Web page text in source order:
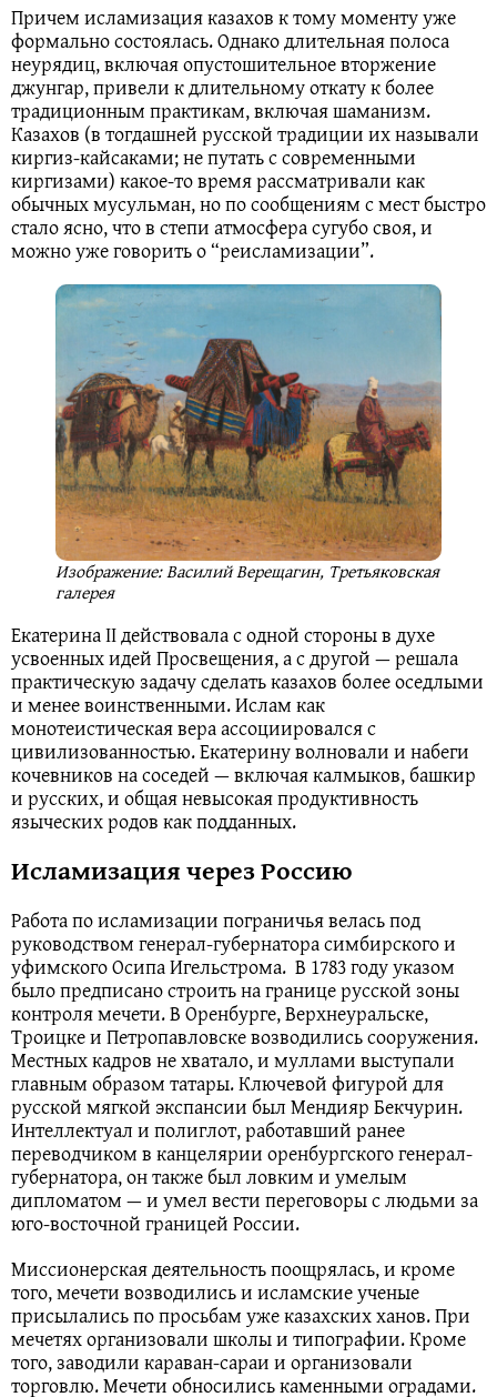
Причем исламизация казахов к тому моменту уже
формально состоялась. Однако длительная полоса
неурядиц, включая опустошительное вторжение
джунгар, привели к длительному откату к более
традиционным практикам, включая шаманизм.
Казахов (в тогдашней русской традиции их называли
киргиз-кайсаками; не путать с современными
киргизами) какое-то время рассматривали как
обычных мусульман, но по сообщениям с мест быстро
стало ясно, что в степи атмосфера сугубо своя, и
можно уже говорить о “реисламизации”.
Изображение: Василий Верещагин, Третьяковская
галерея
Екатерина II действовала с одной стороны в духе
усвоенных идей Просвещения, а с другой — решала
практическую задачу сделать казахов более оседлыми
и менее воинственными. Ислам как
монотеистическая вера ассоциировался с
цивилизованностью. Екатерину волновали и набеги
кочевников на соседей — включая калмыков, башкир
и русских, и общая невысокая продуктивность
языческих родов как подданных.
Исламизация через Россию
Работа по исламизации пограничья велась под
руководством генерал-губернатора симбирского и
уфимского Осипа Игельстрома. В 1783 году указом
было предписано строить на границе русской зоны
контроля мечети. В Оренбурге, Верхнеуральске,
Троицке и Петропавловске возводились сооружения.
Местных кадров не хватало, и муллами выступали
главным образом татары. Ключевой фигурой для
русской мягкой экспансии был Мендияр Бекчурин.
Интеллектуал и полиглот, работавший ранее
переводчиком в канцелярии оренбургского генерал-
губернатора, он также был ловким и умелым
дипломатом — и умел вести переговоры с людьми за
юго-восточной границей России.
Миссионерская деятельность поощрялась, и кроме
того, мечети возводились и исламские ученые
присылались по просьбам уже казахских ханов. При
мечетях организовали школы и типографии. Кроме
того, заводили караван-сараи и организовали
торговлю. Мечети обносились каменными оградами.